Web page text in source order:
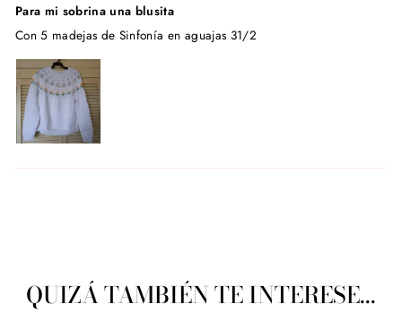
Para mi sobrina una blusita
Con 5 madejas de Sinfonía en aguajas 31/2
QUIZÁ TAMBIÉN TE INTERESE...